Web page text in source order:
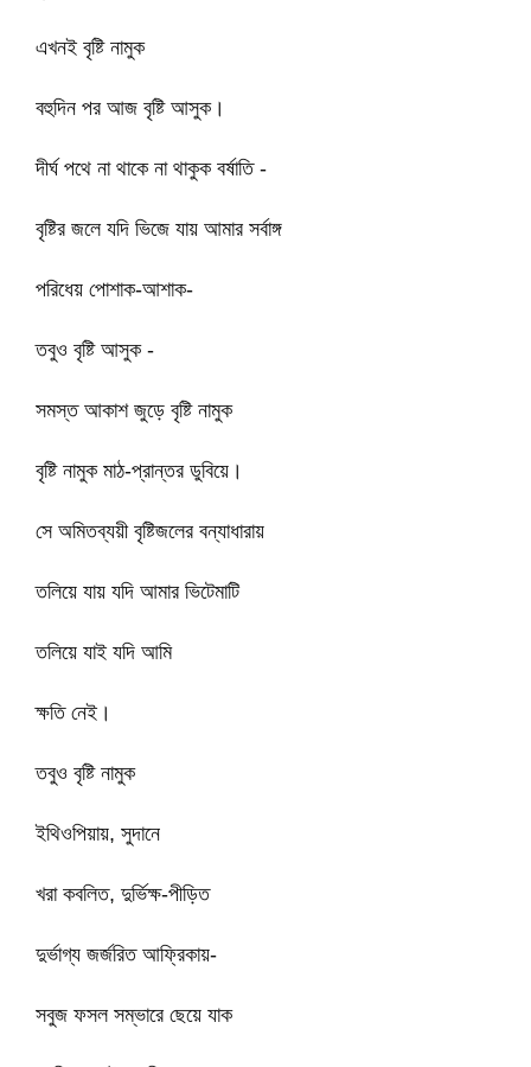
এখনই বৃষ্টি নামুক
বহুদিন পর আজ বৃষ্টি আসুক।
দীর্ঘ পথে না থাকে না থাকুক বর্ষাতি -
বৃষ্টির জলে যদি ভিজে যায় আমার সর্বাঙ্গ
পরিধেয় পোশাক-আশাক-
তবুও বৃষ্টি আসুক -
সমস্ত আকাশ জুড়ে বৃষ্টি নামুক
বৃষ্টি নামুক মাঠ-প্রান্তর ডুবিয়ে।
সে অমিতব্যয়ী বৃষ্টিজলের বন্যাধারায়
তলিয়ে যায় যদি আমার ভিটেমাটি
তলিয়ে যাই যদি আমি
ক্ষতি নেই।
তবুও বৃষ্টি নামুক
ইথিওপিয়ায়, সুদানে
খরা কবলিত, দুর্ভিক্ষ-পীড়িত
দুর্ভাগ্য জর্জরিত আফ্রিকায়-
সবুজ ফসল সম্ভারে ছেয়ে যাক